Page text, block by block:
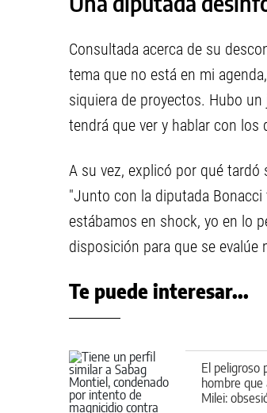
Consultada acerca de su
tema que no está en mi
siquiera de proyectos. Hubo
tendrá que ver y hablar con los
A su vez, explicó por qué tardó
"Junto con la diputada
estábamos en shock, yo en lo
disposición para que se evalúe
Te puede interesar...
El peligroso
hombre que
Milei: